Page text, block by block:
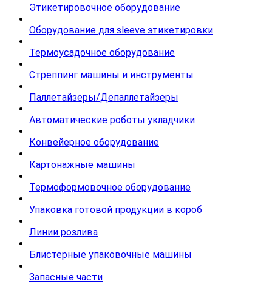
Этикетировочное оборудование
Оборудование для sleeve этикетировки
Термоусадочное оборудование
Стреппинг машины и инструменты
Паллетайзеры/Депаллетайзеры
Автоматические роботы укладчики
Конвейерное оборудование
Картонажные машины
Термоформовочное оборудование
Упаковка готовой продукции в короб
Линии розлива
Блистерные упаковочные машины
Запасные части